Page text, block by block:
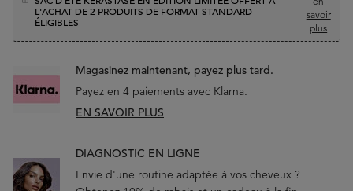
L'ACHAT DE 2 PRODUITS DE FORMAT STANDARD
ÉLIGIBLES
savoir
plus
Magasinez maintenant, payez plus tard.
Payez en 4 paiements avec Klarna.
EN SAVOIR PLUS
DIAGNOSTIC EN LIGNE
Envie d'une routine adaptée à vos cheveux ?